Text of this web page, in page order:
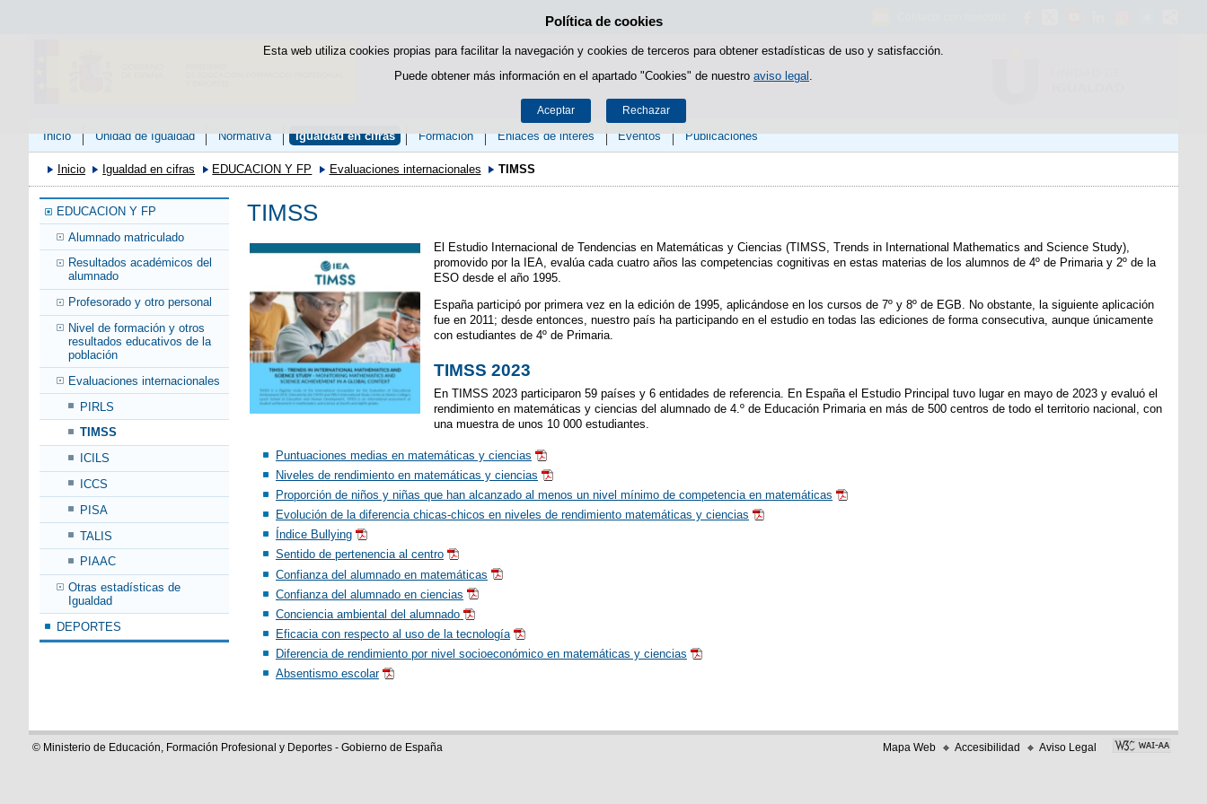
Política de cookies
Esta web utiliza cookies propias para facilitar la navegación y cookies de terceros para obtener estadísticas de uso y satisfacción.
Puede obtener más información en el apartado "Cookies" de nuestro aviso legal
Aceptar Rechazar
Saltar al contenido
Inicio Unidad de Igualdad Normativa Igualdad en cifras Formación Enlaces de interés Eventos Publicaciones
Inicio Igualdad en cifras EDUCACION Y FP Evaluaciones internacionales TIMSS
EDUCACION Y FP
Alumnado matriculado
Resultados académicos del
alumnado
Profesorado y otro personal
Nivel de formación y otros
resultados educativos de la
población
Evaluaciones internacionales
PIRLS
TIMSS
ICILS
ICCS
PISA
TALIS
PIAAC
Otras estadísticas de
Igualdad
DEPORTES
TIMSS
El Estudio Internacional de Tendencias en Matemáticas y Ciencias (TIMSS, Trends in International Mathematics and Science Study),
promovido por la IEA, evalúa cada cuatro años las competencias cognitivas en estas materias de los alumnos de 4º de Primaria y 2º de la
ESO desde el año 1995.
España participó por primera vez en la edición de 1995, aplicándose en los cursos de 7º y 8º de EGB. No obstante, la siguiente aplicación
fue en 2011; desde entonces, nuestro país ha participando en el estudio en todas las ediciones de forma consecutiva, aunque únicamente
con estudiantes de 4º de Primaria.
TIMSS 2023
En TIMSS 2023 participaron 59 países y 6 entidades de referencia. En España el Estudio Principal tuvo lugar en mayo de 2023 y evaluó el
rendimiento en matemáticas y ciencias del alumnado de 4.º de Educación Primaria en más de 500 centros de todo el territorio nacional, con
una muestra de unos 10 000 estudiantes.
Puntuaciones medias en matemáticas y ciencias
Niveles de rendimiento en matemáticas y ciencias
Proporción de niños y niñas que han alcanzado al menos un nivel mínimo de competencia en matemáticas
Evolución de la diferencia chicas-chicos en niveles de rendimiento matemáticas y ciencias
Índice Bullying
Sentido de pertenencia al centro
Confianza del alumnado en matemáticas
Confianza del alumnado en ciencias
Conciencia ambiental del alumnado
Eficacia con respecto al uso de la tecnología
Diferencia de rendimiento por nivel socioeconómico en matemáticas y ciencias
Absentismo escolar
© Ministerio de Educación, Formación Profesional y Deportes - Gobierno de España Mapa Web Accesibilidad Aviso Legal